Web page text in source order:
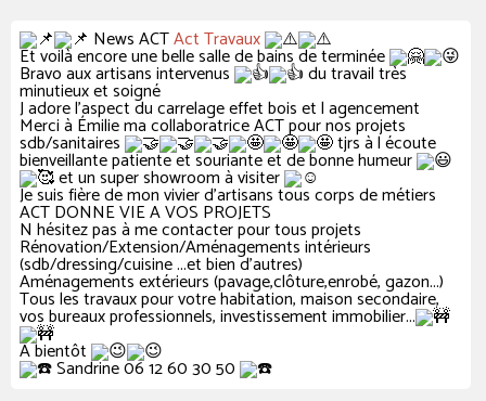
News ACTAct Travaux
Et voilà encore une belle salle de bains de terminée
Bravo aux artisans intervenus du travail très
minutieux et soigné
J adore l'aspect du carrelage effet bois et l agencement
Merci à Émilie ma collaboratrice ACT pour nos projets
sdb/sanitaires tjrs à l écoute
bienveillante patiente et souriante et de bonne humeur
et un super showroom à visiter
Je suis fière de mon vivier d'artisans tous corps de métiers
ACT DONNE VIE A VOS PROJETS
N hésitez pas à me contacter pour tous projets
Rénovation/Extension/Aménagements intérieurs
(sdb/dressing/cuisine ...et bien d'autres)
Aménagements extérieurs (pavage,clôture,enrobé, gazon...)
Tous les travaux pour votre habitation, maison secondaire,
vos bureaux professionnels, investissement immobilier...
A bientôt
Sandrine 06 12 60 30 50